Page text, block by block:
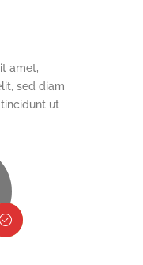
amet,
sed diam
ut